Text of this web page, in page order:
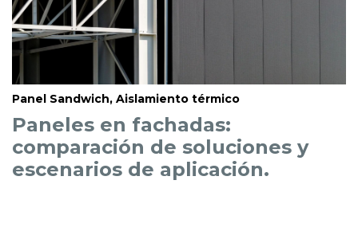
Panel Sandwich, Aislamiento térmico
Paneles en fachadas:
comparación de soluciones y
escenarios de aplicación.